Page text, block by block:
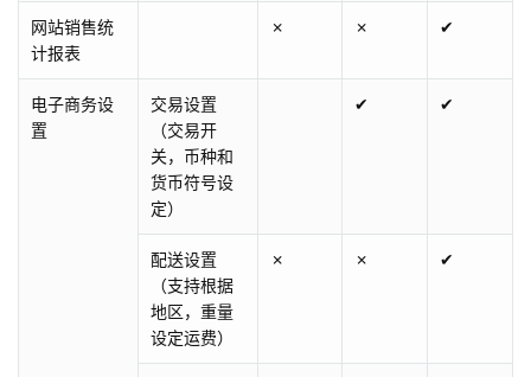
网站销售统
计报表
✗ ✗ ✔
电子商务设
置
交易设置
（交易开
关，币种和
货币符号设
定）
✔ ✔
配送设置
（支持根据
地区，重量
设定运费）
✗ ✗ ✔